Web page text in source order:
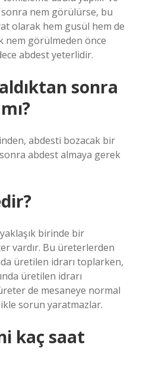
sonra nem görülürse, bu
olarak hem gusül hem de
nem görülmeden önce
abdest yeterlidir.
sonra
abdesti bozacak bir
abdest almaya gerek
birinde bir
vardır. Bu üreterlerden
üretilen idrarı toplarken,
üretilen idrarı
de mesaneye normal
sorun yaratmazlar.
kaç saat